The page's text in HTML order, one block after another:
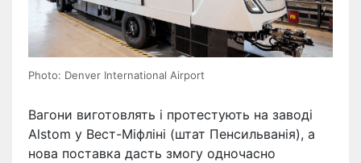
Photo: Denver International Airport
Вагони виготовлять і протестують на заводі
Alstom у Вест-Міфліні (штат Пенсильванія), а
нова поставка дасть змогу одночасно